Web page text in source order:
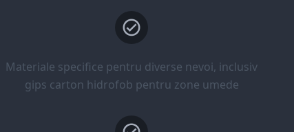
Materiale specifice pentru diverse nevoi, inclusiv
gips carton hidrofob pentru zone umede